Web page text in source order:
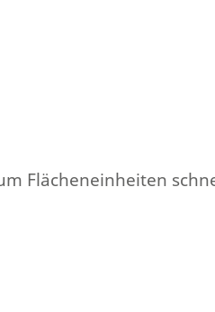
Flächeneinheiten